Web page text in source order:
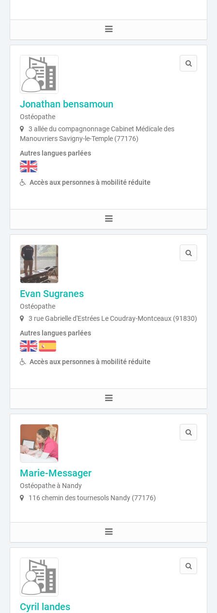
Jonathan bensamoun
Ostéopathe
3 allée du compagnonnage Cabinet Médicale des
Manouvriers Savigny-le-Temple (77176)
Autres langues parlées
Accès aux personnes à mobilité réduite
Evan Sugranes
Ostéopathe
3 rue Gabrielle d'Estrées Le Coudray-Montceaux (91830)
Autres langues parlées
Accès aux personnes à mobilité réduite
Marie-Messager
Ostéopathe à Nandy
116 chemin des tournesols Nandy (77176)
Cyril landes